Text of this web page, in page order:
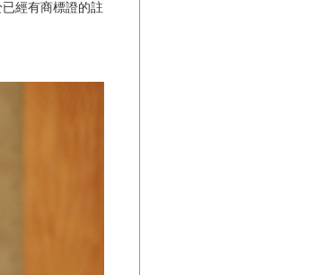
經有商標證的註